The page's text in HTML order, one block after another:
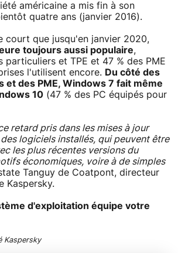
américaine a mis fin à son
quatre ans (janvier 2016).
court que jusqu'en janvier 2020,
toujours aussi populaire,
particuliers et TPE et 47 % des PME
l'utilisent encore. Du côté des
et des PME, Windows 7 fait même
10 (47 % des PC équipés pour
retard pris dans les mises à jour
logiciels installés, qui peuvent être
les plus récentes versions du
économiques, voire à de simples
Tanguy de Coatpont, directeur
Kaspersky.
d'exploitation équipe votre
Kaspersky